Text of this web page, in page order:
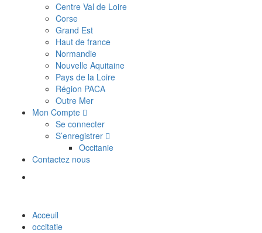
Centre Val de Loire
Corse
Grand Est
Haut de france
Normandie
Nouvelle Aquitaine
Pays de la Loire
Région PACA
Outre Mer
Mon Compte
Se connecter
S’enregistrer
Occitanie
Contactez nous
Acceuil
occitatie